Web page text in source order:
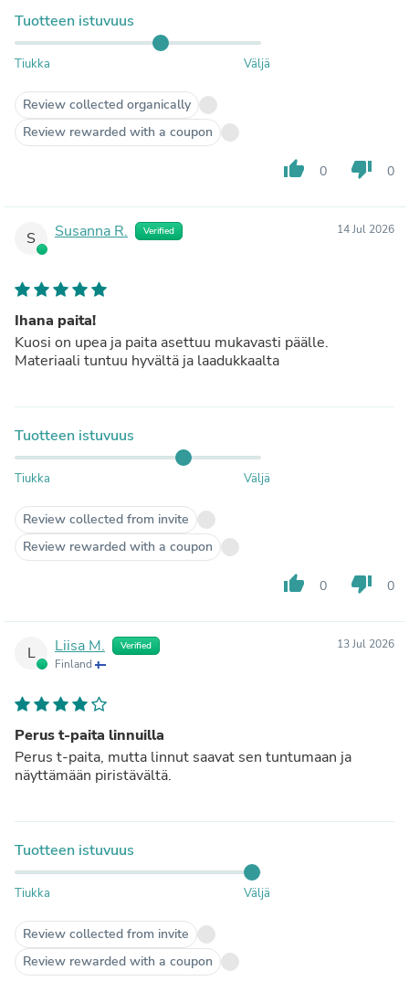
Tuotteen istuvuus
Tiukka Väljä
Review collected organically
Review rewarded with a coupon
thumb_up 0 thumb_down 0
S Susanna R. Verified 14 Jul 2026
Ihana paita!
Kuosi on upea ja paita asettuu mukavasti päälle.
Materiaali tuntuu hyvältä ja laadukkaalta
Tuotteen istuvuus
Tiukka Väljä
Review collected from invite
Review rewarded with a coupon
thumb_up 0 thumb_down 0
L Liisa M. Verified
Finland
13 Jul 2026
Perus t-paita linnuilla
Perus t-paita, mutta linnut saavat sen tuntumaan ja
näyttämään piristävältä.
Tuotteen istuvuus
Tiukka Väljä
Review collected from invite
Review rewarded with a coupon